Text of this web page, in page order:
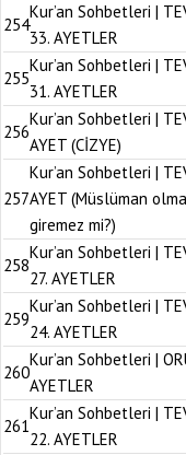
254
Kur’an Sohbetleri |
33. AYETLER
255
Kur’an Sohbetleri |
31. AYETLER
256
Kur’an Sohbetleri |
AYET (CİZYE)
257
Kur’an Sohbetleri |
AYET (Müslüman
giremez mi?)
258
Kur’an Sohbetleri |
27. AYETLER
259
Kur’an Sohbetleri |
24. AYETLER
260
Kur’an Sohbetleri |
AYETLER
261
Kur’an Sohbetleri |
22. AYETLER